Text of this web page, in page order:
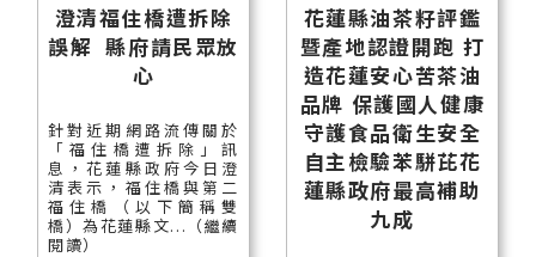
澄清福住橋遭拆除
誤解 縣府請民眾放
心
針對近期網路流傳關於
「福住橋遭拆除」訊
息，花蓮縣政府今日澄
清表示，福住橋與第二
福住橋（以下簡稱雙
橋）為花蓮縣文...（繼續
閱讀）
花蓮縣油茶籽評鑑
暨產地認證開跑 打
造花蓮安心苦茶油
品牌 保護國人健康
守護食品衛生安全
自主檢驗苯駢芘花
蓮縣政府最高補助
九成